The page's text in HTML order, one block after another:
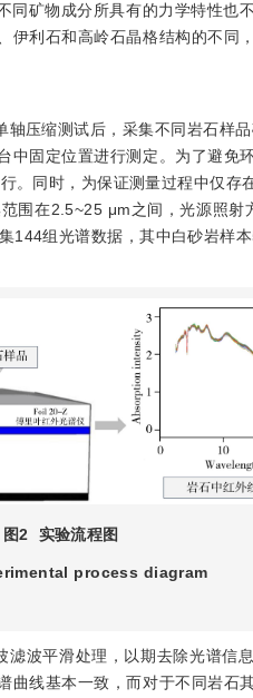
矿物成分所具有的力学特性也
利石和高岭石晶格结构的不同
压缩测试后，采集不同岩石样
固定位置进行测定。为了避免
同时，为保证测量过程中仅存
围在2.5~25 μm之间，光源照射
组光谱数据，其中白砂岩样
图2 实验流程图
process diagram
波平滑处理，以期去除光谱信
曲线基本一致，而对于不同岩石